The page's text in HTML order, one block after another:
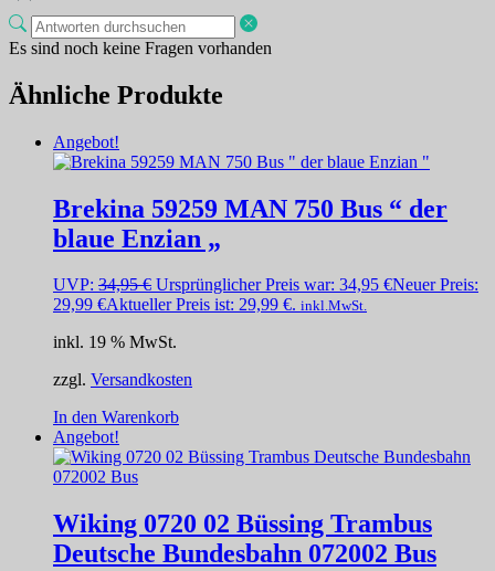
Es sind noch keine Fragen vorhanden
Ähnliche Produkte
Angebot!
Brekina 59259 MAN 750 Bus “ der
blaue Enzian „
UVP: 34,95€ Ursprünglicher Preis war: 34,95 €Neuer Preis:
29,99 €Aktueller Preis ist: 29,99 €. inkl.MwSt.
inkl. 19 % MwSt.
zzgl. Versandkosten
In den Warenkorb
Angebot!
Wiking 0720 02 Büssing Trambus
Deutsche Bundesbahn 072002 Bus